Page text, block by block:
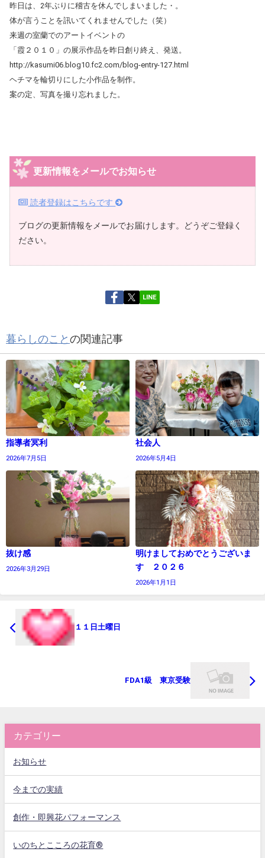
昨日は、2年ぶりに稽古を休んでしまいました・。
体が言うことを訊いてくれませんでした（笑）
来週の室蘭でのアートイベントの
「霞２０１０」の展示作品を昨日創り終え、発送。
http://kasumi06.blog10.fc2.com/blog-entry-127.html
ヘチマを輪切りにした小作品を制作。
案の定、写真を撮り忘れました。
更新情報をメールでお知らせ
読者登録はこちらです
ブログの更新情報をメールでお届けします。どうぞご登録く
ださい。
LINE
暮らしのことの関連記事
指導者冥利
2026年7月5日
社会人
2026年5月4日
抜け感
2026年3月29日
明けましておめでとうございま
す ２０２６
2026年1月1日
１１日土曜日
FDA1級 東京受験
カテゴリー
お知らせ
今までの実績
創作・即興花パフォーマンス
いのちとこころの花育®